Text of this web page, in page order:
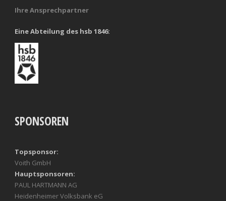
Ihre Ansprechpartner
Eine Abteilung des hsb 1846:
SPONSOREN
Topsponsor:
Voith GmbH
Hauptsponsoren:
PAUL HARTMANN AG
Heidenheimer Volksbank eG